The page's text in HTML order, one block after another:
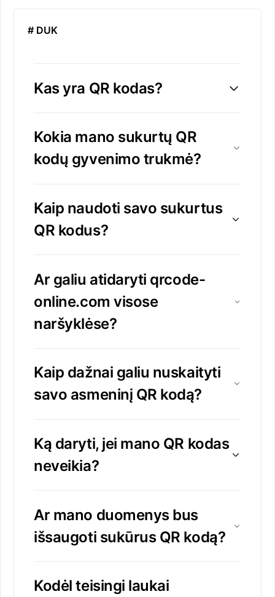
# DUK
Kas yra QR kodas?
Kokia mano sukurtų QR
kodų gyvenimo trukmė?
Kaip naudoti savo sukurtus
QR kodus?
Ar galiu atidaryti qrcode-
online.com visose
naršyklėse?
Kaip dažnai galiu nuskaityti
savo asmeninį QR kodą?
Ką daryti, jei mano QR kodas
neveikia?
Ar mano duomenys bus
išsaugoti sukūrus QR kodą?
Kodėl teisingi laukai